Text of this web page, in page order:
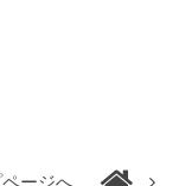
ページへ